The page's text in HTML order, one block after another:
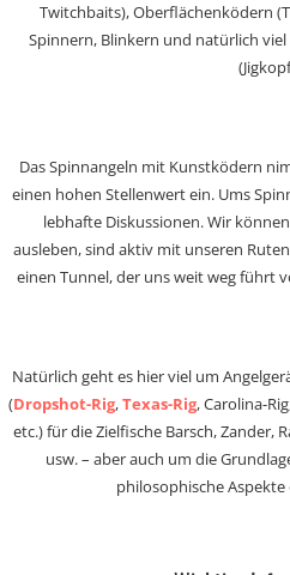
Twitchbaits), Oberflächenködern
Spinnern, Blinkern und natürlich
Das Spinnangeln mit Kunstködern
einen hohen Stellenwert ein. Ums
lebhafte Diskussionen. Wir
ausleben, sind aktiv mit unseren
einen Tunnel, der uns weit weg führt
Natürlich geht es hier viel um
(Dropshot-Rig,Texas-Rig, Carolina-
etc.) für die Zielfische Barsch, Zander,
usw. – aber auch um die
philosophische